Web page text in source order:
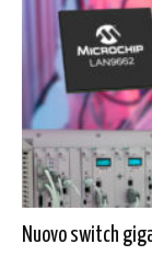
Nuovo switch